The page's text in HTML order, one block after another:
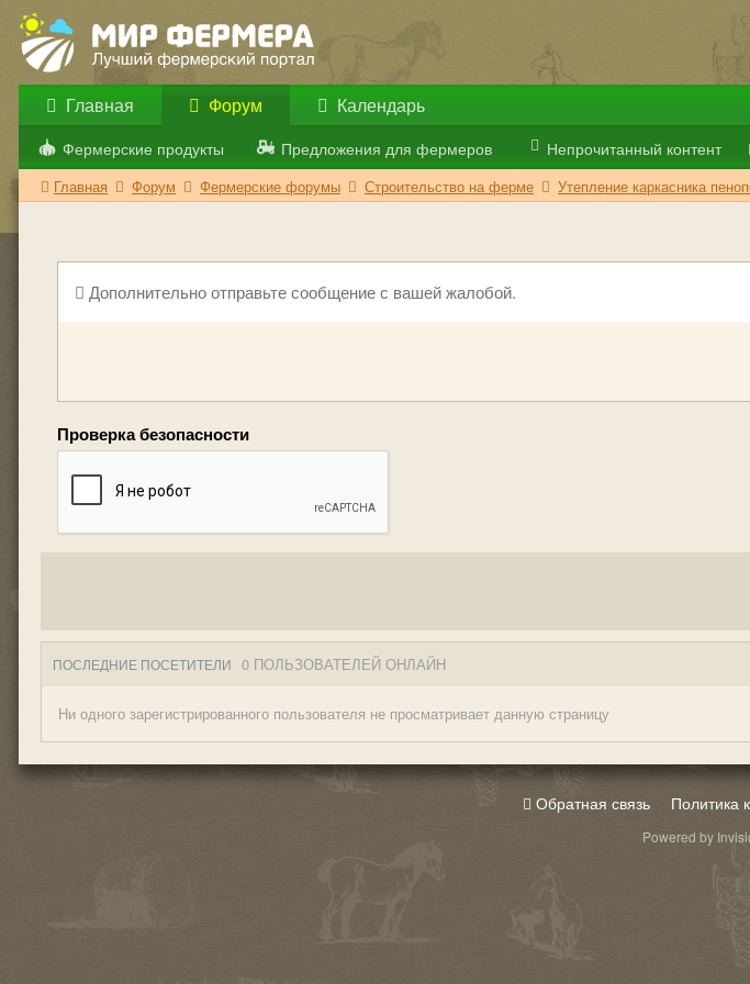
Главная Форум
Фермерские продукты Предложения для фермеров Непрочитанный контент
Календарь
Главная Форум Фермерские форумы Строительство на ферме Утепление каркасника
Дополнительно отправьте сообщение с вашей жалобой.
Проверка безопасности
ПОСЛЕДНИЕ ПОСЕТИТЕЛИ 0 ПОЛЬЗОВАТЕЛЕЙ ОНЛАЙН
Ни одного зарегистрированного пользователя не просматривает данную страницу
Обратная связь Политика
Powered by